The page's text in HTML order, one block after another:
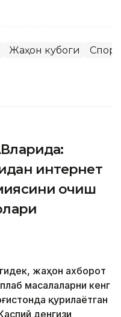
Жаҳон кубоги Спорт
интернет
очиш
жаҳон ахборот
масалаларни кенг
қурилаётган
денгизи